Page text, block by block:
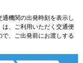
機関の出発時刻を表示し
、ご利用いただく交通便
、ご出発前にお渡しする